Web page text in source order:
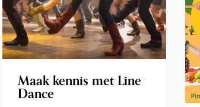
Maak kennis met Line
Dance